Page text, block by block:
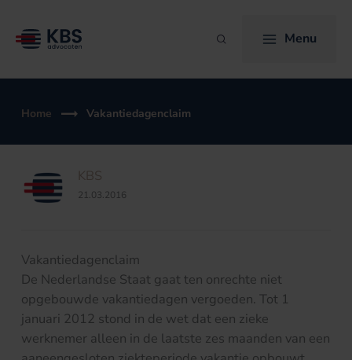
naar
Zoeken Menu
Home Vakantiedagenclaim
KBS
21.03.2016
Vakantiedagenclaim
De Nederlandse Staat gaat ten onrechte niet
opgebouwde vakantiedagen vergoeden. Tot 1
januari 2012 stond in de wet dat een zieke
werknemer alleen in de laatste zes maanden van een